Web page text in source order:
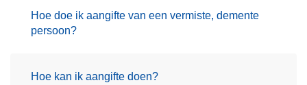
Hoe doe ik aangifte van een vermiste, demente
persoon?
Hoe kan ik aangifte doen?